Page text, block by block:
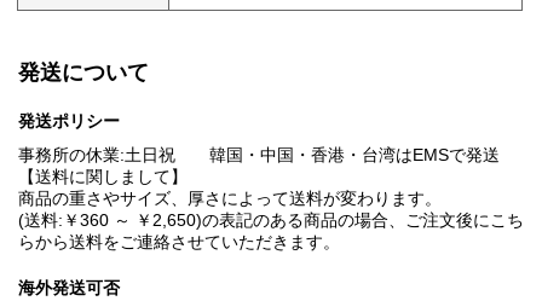
発送について
発送ポリシー
事務所の休業:土日祝 韓国・中国・香港・台湾はEMSで発送
【送料に関しまして】
商品の重さやサイズ、厚さによって送料が変わります。
(送料:￥360 ～ ￥2,650)の表記のある商品の場合、ご注文後にこち
らから送料をご連絡させていただきます。
海外発送可否